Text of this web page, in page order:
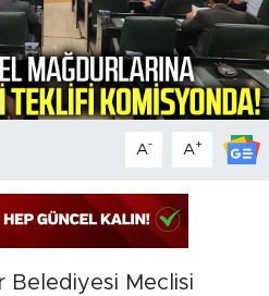
A- A+
Belediyesi Meclisi